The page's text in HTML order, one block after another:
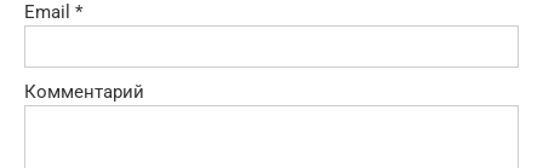
Email *
Комментарий